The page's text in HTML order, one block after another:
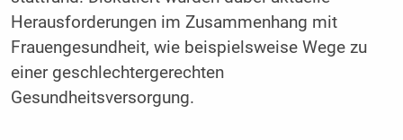
Herausforderungen im Zusammenhang mit
Frauengesundheit, wie beispielsweise Wege zu
einer geschlechtergerechten
Gesundheitsversorgung.